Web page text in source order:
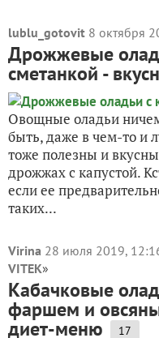
lublu_gotovit 8 октября
Дрожжевые
сметанкой -
Овощные оладьи
быть, даже в чем-то и
тоже полезны и
дрожжах с капустой.
если ее
таких...
Virina 28 июля 2019,
VITEK»
Кабачковые
фаршем и
диет-меню 17